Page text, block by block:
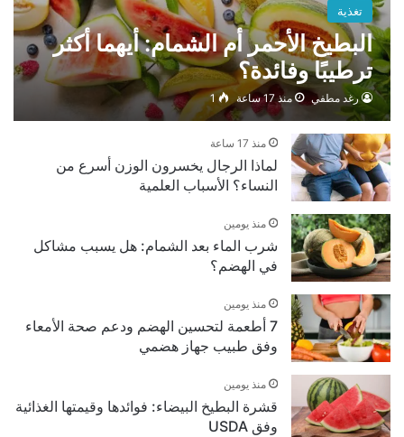
تغذية
البطيخ الأحمر أم الشمام: أيهما أكثر
ترطيبًا وفائدة؟
رغد مطفي منذ 17 ساعة 1
منذ 17 ساعة
لماذا الرجال يخسرون الوزن أسرع من
النساء؟ الأسباب العلمية
منذ يومين
شرب الماء بعد الشمام: هل يسبب مشاكل
في الهضم؟
منذ يومين
7 أطعمة لتحسين الهضم ودعم صحة الأمعاء
وفق طبيب جهاز هضمي
منذ يومين
قشرة البطيخ البيضاء: فوائدها وقيمتها الغذائية
وفق USDA